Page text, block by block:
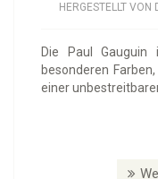
HERGESTELLT VON
Die Paul
besonderen
einer